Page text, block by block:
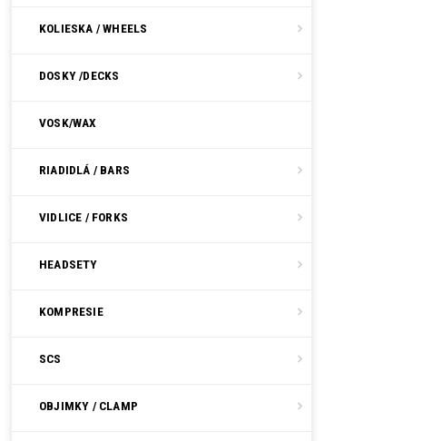
KOLIESKA / WHEELS
DOSKY /DECKS
VOSK/WAX
RIADIDLÁ / BARS
VIDLICE / FORKS
HEADSETY
KOMPRESIE
SCS
OBJIMKY / CLAMP